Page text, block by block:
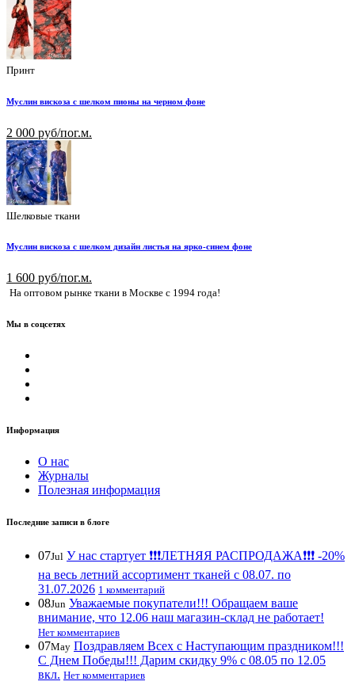
Принт
Муслин вискоза с шелком пионы на черном фоне
2 000 руб/пог.м.
Шелковые ткани
Муслин вискоза с шелком дизайн листья на ярко-синем фоне
1 600 руб/пог.м.
На оптовом рынке ткани в Москве с 1994 года!
Мы в соцсетях
Информация
О нас
Журналы
Полезная информация
Последние записи в блоге
07Jul У нас стартует ❗️❗️❗️ЛЕТНЯЯ РАСПРОДАЖА❗️❗️❗️ -20%
на весь летний ассортимент тканей с 08.07. по
31.07.2026 1 комментарий
08Jun Уважаемые покупатели!!! Обращаем ваше
внимание, что 12.06 наш магазин-склад не работает!
Нет комментариев
07May Поздравляем Всех с Наступающим праздником!!!
С Днем Победы!!! Дарим скидку 9% с 08.05 по 12.05
вкл. Нет комментариев